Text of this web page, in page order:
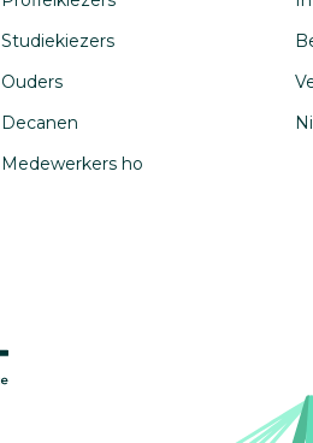
Studiekiezers
Ouders
Decanen
Medewerkers ho